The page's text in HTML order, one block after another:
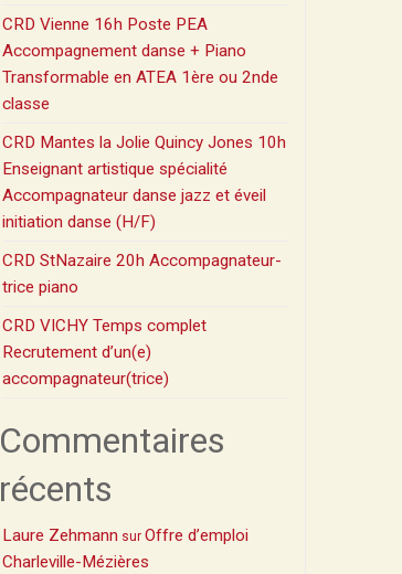
CRD Vienne 16h Poste PEA
Accompagnement danse + Piano
Transformable en ATEA 1ère ou 2nde
classe
CRD Mantes la Jolie Quincy Jones 10h
Enseignant artistique spécialité
Accompagnateur danse jazz et éveil
initiation danse (H/F)
CRD StNazaire 20h Accompagnateur-
trice piano
CRD VICHY Temps complet
Recrutement d’un(e)
accompagnateur(trice)
Commentaires
récents
Laure Zehmann surOffre d’emploi
Charleville-Mézières